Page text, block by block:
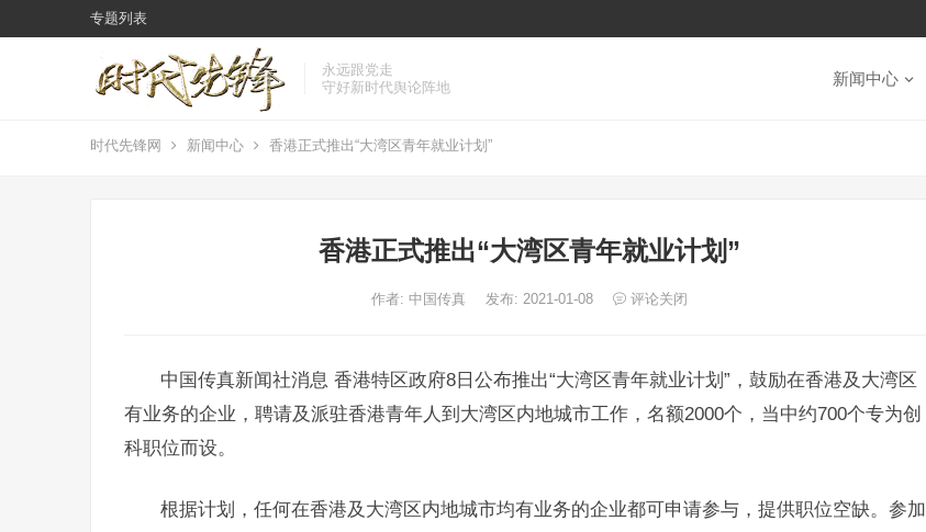
专题列表
永远跟党走
守好新时代舆论阵地
新闻中心
时代先锋网 新闻中心 香港正式推出“大湾区青年就业计划”
香港正式推出“大湾区青年就业计划”
作者: 中国传真 发布: 2021-01-08 评论关闭
中国传真新闻社消息 香港特区政府8日公布推出“大湾区青年就业计划”，鼓励在香港及大湾区
有业务的企业，聘请及派驻香港青年人到大湾区内地城市工作，名额2000个，当中约700个专为创
科职位而设。
根据计划，任何在香港及大湾区内地城市均有业务的企业都可申请参与，提供职位空缺。参加